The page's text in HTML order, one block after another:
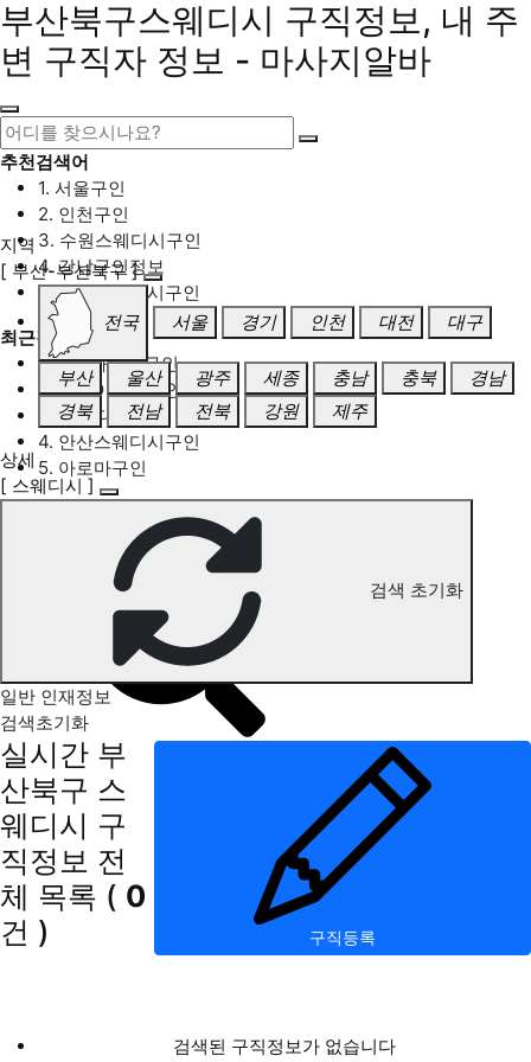
부산북구스웨디시 구직정보, 내 주
변 구직자 정보 - 마사지알바
추천검색어
1. 서울구인
2. 인천구인
3. 수원스웨디시구인
4. 강남구인정보
5. 동탄스웨디시구인
최근검색어
1. 일산마사지구인
2. 성남아로마구인
3. 스웨디시구인
4. 안산스웨디시구인
5. 아로마구인
부산북구 스웨디시 구직정보
지역
[ 부산-부산북구 ]
전국 서울 경기 인천 대전 대구
부산 울산 광주 세종 충남 충북
경남
경북
전남 전북 강원 제주
상세
[ 스웨디시 ]
검색 초기화
일반 인재정보
검색초기화
실시간 부
산북구 스
웨디시 구
직정보 전
체 목록 ( 0
건 )
구직등록
검색된 구직정보가 없습니다